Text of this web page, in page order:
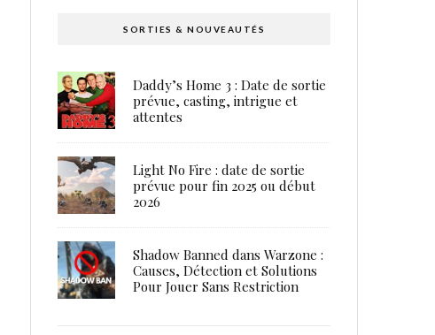
SORTIES & NOUVEAUTÉS
Daddy’s Home 3 : Date de sortie
prévue, casting, intrigue et
attentes
Light No Fire : date de sortie
prévue pour fin 2025 ou début
2026
Shadow Banned dans Warzone :
Causes, Détection et Solutions
Pour Jouer Sans Restriction